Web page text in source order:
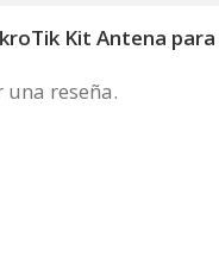
Kit Antena para
reseña.